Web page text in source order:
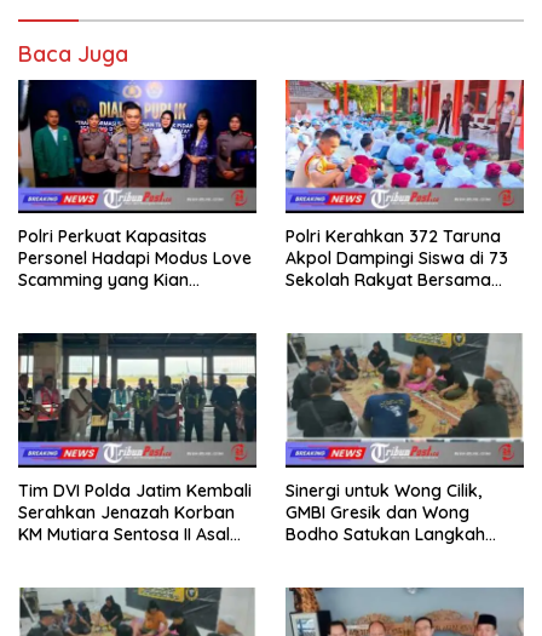
Baca Juga
Polri Perkuat Kapasitas
Personel Hadapi Modus Love
Scamming yang Kian
Polri Kerahkan 372 Taruna
Akpol Dampingi Siswa di 73
Sekolah Rakyat Bersama
Tim DVI Polda Jatim Kembali
Serahkan Jenazah Korban
KM Mutiara Sentosa II Asal
Sinergi untuk Wong Cilik,
GMBI Gresik dan Wong
Bodho Satukan Langkah